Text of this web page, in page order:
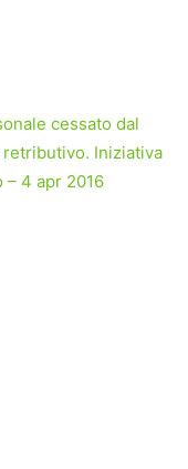
cessato dal
Iniziativa
4 apr 2016